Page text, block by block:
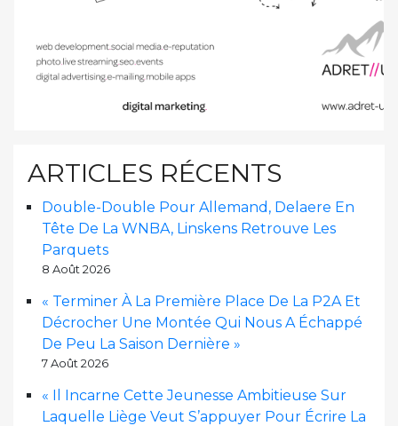
ARTICLES RÉCENTS
Double-Double Pour Allemand, Delaere En
Tête De La WNBA, Linskens Retrouve Les
Parquets
8 Août 2026
« Terminer À La Première Place De La P2A Et
Décrocher Une Montée Qui Nous A Échappé
De Peu La Saison Dernière »
7 Août 2026
« Il Incarne Cette Jeunesse Ambitieuse Sur
Laquelle Liège Veut S’appuyer Pour Écrire La